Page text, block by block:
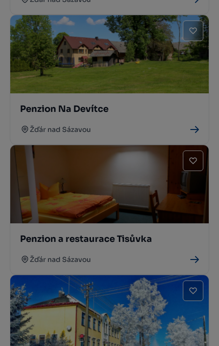
Penzion Na Devítce
Žďár nad Sázavou
Penzion a restaurace Tisůvka
Žďár nad Sázavou